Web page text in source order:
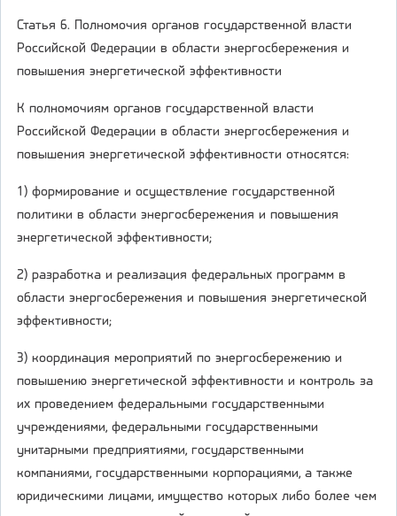
Статья 6. Полномочия органов государственной власти
Российской Федерации в области энергосбережения и
повышения энергетической эффективности
К полномочиям органов государственной власти
Российской Федерации в области энергосбережения и
повышения энергетической эффективности относятся:
1) формирование и осуществление государственной
политики в области энергосбережения и повышения
энергетической эффективности;
2) разработка и реализация федеральных программ в
области энергосбережения и повышения энергетической
эффективности;
3) координация мероприятий по энергосбережению и
повышению энергетической эффективности и контроль за
их проведением федеральными государственными
учреждениями, федеральными государственными
унитарными предприятиями, государственными
компаниями, государственными корпорациями, а также
юридическими лицами, имущество которых либо более чем